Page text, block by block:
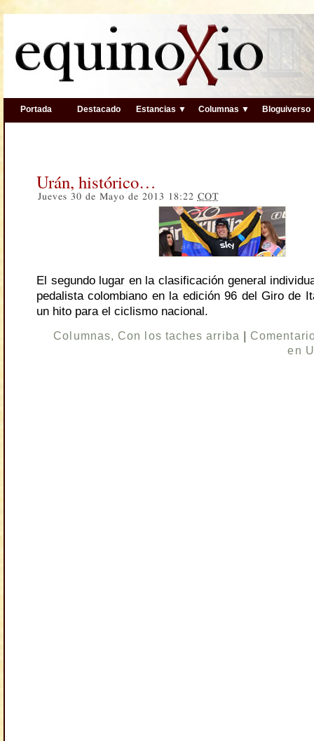
Portada Destacado Estancias ▼ Columnas ▼ Bloguiverso
Urán, histórico…
Jueves 30 de Mayo de 2013 18:22 COT
El segundo lugar en la clasificación general
pedalista colombiano en la edición 96 del Giro de
un hito para el ciclismo nacional.
Columnas, Con los taches arriba
en